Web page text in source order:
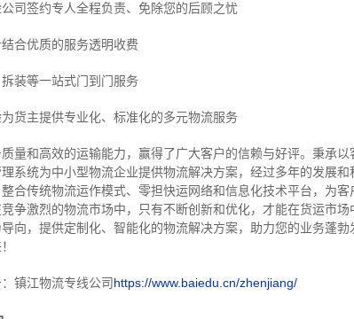
司签约专人全程负责、免除您的后顾之忧
合优质的服务透明收费
装等一站式门到门服务
货主提供专业化、标准化的多元物流服务
量和高效的运输能力，赢得了广大客户的信赖与好评。 秉承以
系统为中小型物流企业提供物流解决方案，经过多年的发展
合传统物流运作模式、零担快运网络和信息化技术平台，为
争激烈的物流市场中，只有不断创新和优化，才能在货运市场
向，提供定制化、智能化的物流解决方案，助力您的业务蓬
镇江物流专线公司https://www.baiedu.cn/zhenjiang/